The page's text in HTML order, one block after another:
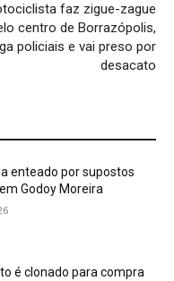
faz zigue-zague
centro de Borrazópolis,
policiais e vai preso por
desacato
enteado por supostos
Godoy Moreira
é clonado para compra